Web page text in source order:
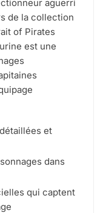
aguerri
de la collection
of Pirates
est une
et
dans
qui captent